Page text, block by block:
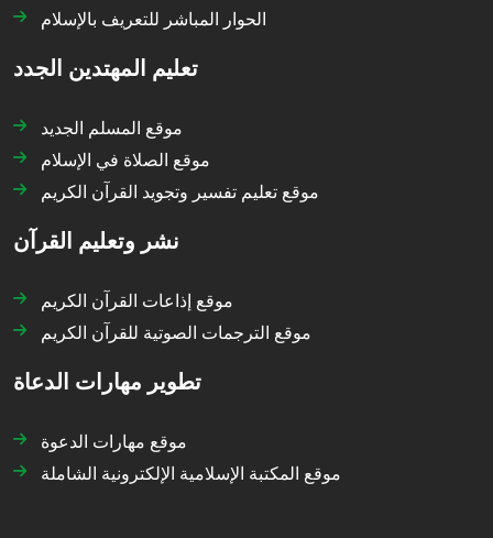
الحوار المباشر للتعريف بالإسلام
تعليم المهتدين الجدد
موقع المسلم الجديد
موقع الصلاة في الإسلام
موقع تعليم تفسير وتجويد القرآن الكريم
نشر وتعليم القرآن
موقع إذاعات القرآن الكريم
موقع الترجمات الصوتية للقرآن الكريم
تطوير مهارات الدعاة
موقع مهارات الدعوة
موقع المكتبة الإسلامية الإلكترونية الشاملة